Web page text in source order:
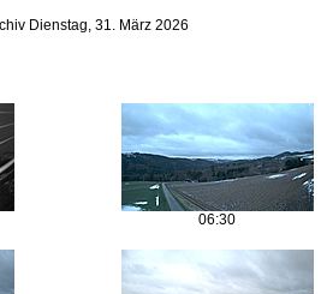
Dienstag, 31. März 2026
06:30